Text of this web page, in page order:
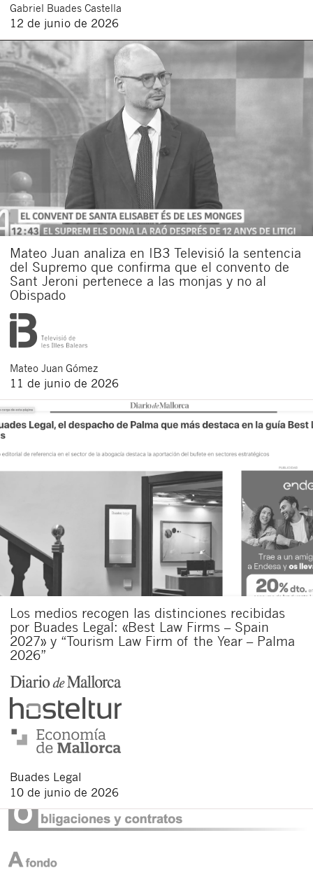
Gabriel Buades Castella
12 de junio de 2026
Mateo Juan analiza en IB3 Televisió la sentencia
del Supremo que confirma que el convento de
Sant Jeroni pertenece a las monjas y no al
Obispado
Mateo Juan Gómez
11 de junio de 2026
Los medios recogen las distinciones recibidas
por Buades Legal: «Best Law Firms – Spain
2027» y “Tourism Law Firm of the Year – Palma
2026”
Buades Legal
10 de junio de 2026